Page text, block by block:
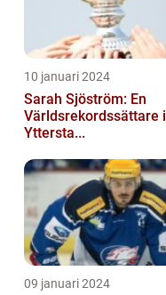
10 januari 2024
Sarah Sjöström: En
Världsrekordssättare i
Yttersta...
09 januari 2024